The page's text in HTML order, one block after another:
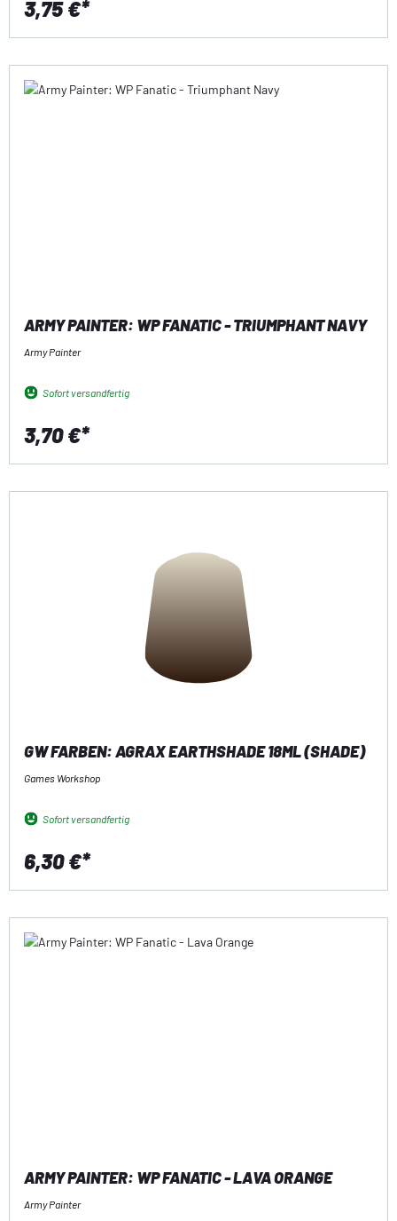
3,75 €*
ARMY PAINTER: WP FANATIC - TRIUMPHANT NAVY
Army Painter
Sofort versandfertig
3,70 €*
GW FARBEN: AGRAX EARTHSHADE 18ML (SHADE)
Games Workshop
Sofort versandfertig
6,30 €*
ARMY PAINTER: WP FANATIC - LAVA ORANGE
Army Painter